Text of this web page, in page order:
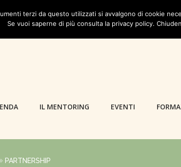
IL MENTORING EVENTI
PARTNERSHIP
terzi da questo utilizzati si avvalgono di cookie
Se vuoi saperne di più consulta la privacy policy.